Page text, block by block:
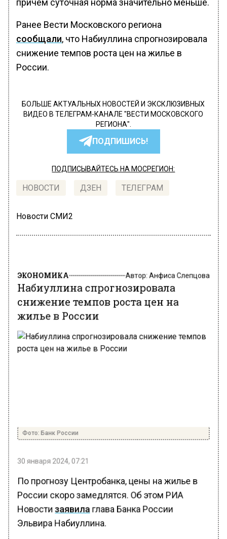
причем суточная норма значительно меньше.
Ранее Вести Московского региона
сообщали, что Набиуллина спрогнозировала
снижение темпов роста цен на жилье в
России.
БОЛЬШЕ АКТУАЛЬНЫХ НОВОСТЕЙ И ЭКСКЛЮЗИВНЫХ
ВИДЕО В ТЕЛЕГРАМ-КАНАЛЕ "ВЕСТИ МОСКОВСКОГО
РЕГИОНА".
ПОДПИШИСЬ!
ПОДПИСЫВАЙТЕСЬ НА МОСРЕГИОН:
НОВОСТИ ДЗЕН ТЕЛЕГРАМ
Новости СМИ2
Набиуллина спрогнозировала
снижение темпов роста цен на
жилье в России
Фото: Банк России
30 января 2024, 07:21
По прогнозу Центробанка, цены на жилье в
России скоро замедлятся. Об этом РИА
Новости заявила глава Банка России
Эльвира Набиуллина.